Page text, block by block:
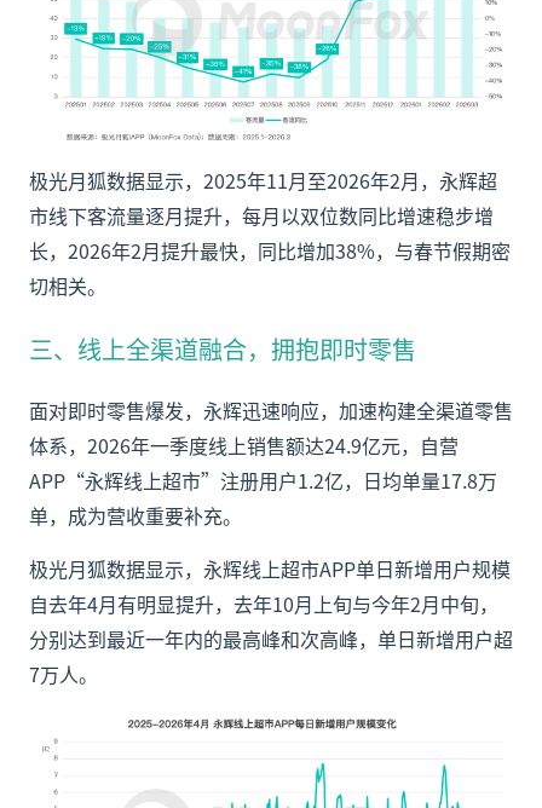
极光月狐数据显示，2025年11月至2026年2月，永辉超
市线下客流量逐月提升，每月以双位数同比增速稳步增
长，2026年2月提升最快，同比增加38%，与春节假期密
切相关。
三、线上全渠道融合，拥抱即时零售
面对即时零售爆发，永辉迅速响应，加速构建全渠道零售
体系，2026年一季度线上销售额达24.9亿元，自营
APP“永辉线上超市”注册用户1.2亿，日均单量17.8万
单，成为营收重要补充。
极光月狐数据显示，永辉线上超市APP单日新增用户规模
自去年4月有明显提升，去年10月上旬与今年2月中旬，
分别达到最近一年内的最高峰和次高峰，单日新增用户超
7万人。